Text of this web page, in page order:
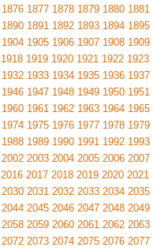
1876 1877 1878 1879 1880 1881
1890 1891 1892 1893 1894 1895
1904 1905 1906 1907 1908 1909
1918 1919 1920 1921 1922 1923
1932 1933 1934 1935 1936 1937
1946 1947 1948 1949 1950 1951
1960 1961 1962 1963 1964 1965
1974 1975 1976 1977 1978 1979
1988 1989 1990 1991 1992 1993
2002 2003 2004 2005 2006 2007
2016 2017 2018 2019 2020 2021
2030 2031 2032 2033 2034 2035
2044 2045 2046 2047 2048 2049
2058 2059 2060 2061 2062 2063
2072 2073 2074 2075 2076 2077